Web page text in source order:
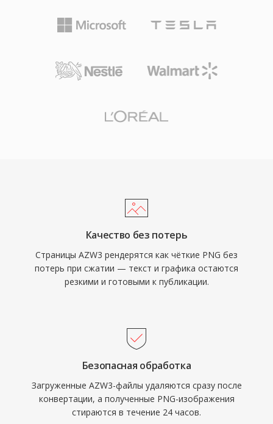
Качество без потерь
Страницы AZW3 рендерятся как чёткие PNG без
потерь при сжатии — текст и графика остаются
резкими и готовыми к публикации.
Безопасная обработка
Загруженные AZW3-файлы удаляются сразу после
конвертации, а полученные PNG-изображения
стираются в течение 24 часов.